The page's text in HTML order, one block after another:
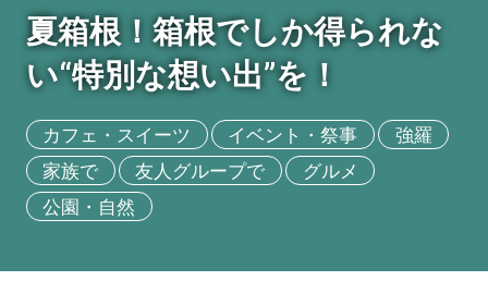
夏箱根！箱根でしか得られな
い“特別な想い出”を！
カフェ・スイーツ イベント・祭事
強羅
家族で
友人グループで
グルメ
公園・自然